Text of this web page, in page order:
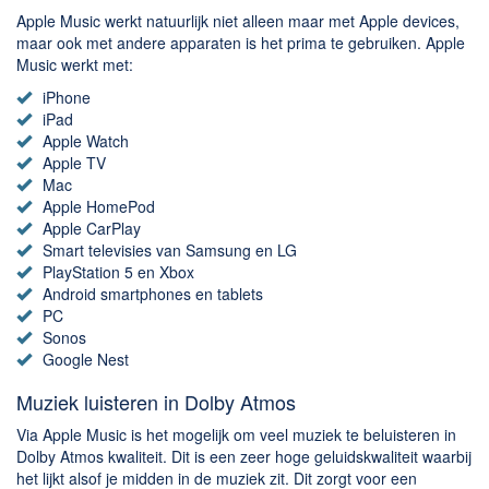
Apple Music werkt natuurlijk niet alleen maar met Apple devices,
maar ook met andere apparaten is het prima te gebruiken. Apple
Music werkt met:
iPhone
iPad
Apple Watch
Apple TV
Mac
Apple HomePod
Apple CarPlay
Smart televisies van Samsung en LG
PlayStation 5 en Xbox
Android smartphones en tablets
PC
Sonos
Google Nest
Muziek luisteren in Dolby Atmos
Via Apple Music is het mogelijk om veel muziek te beluisteren in
Dolby Atmos kwaliteit. Dit is een zeer hoge geluidskwaliteit waarbij
het lijkt alsof je midden in de muziek zit. Dit zorgt voor een